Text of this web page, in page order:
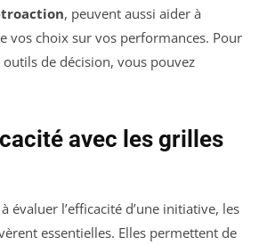
, peuvent aussi aider à
vos choix sur vos performances. Pour
de décision, vous pouvez
avec les grilles
évaluer l’efficacité d’une initiative, les
essentielles. Elles permettent de